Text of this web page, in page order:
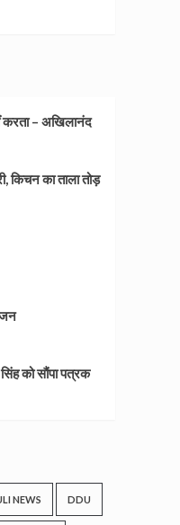
करता – अखिलानंद
किचन का ताला तोड़
सिंह को सौंपा पत्रक
NEWS DDU